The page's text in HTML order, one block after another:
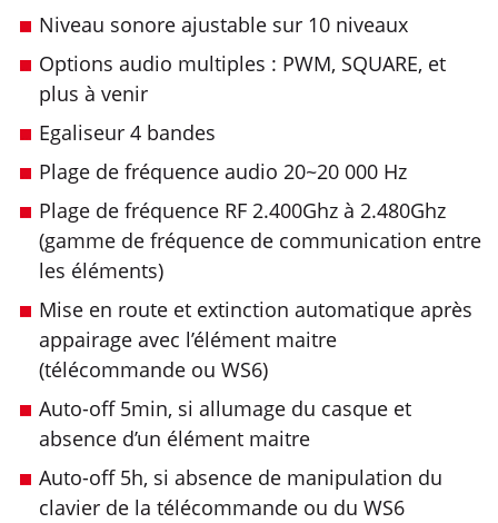
Niveau sonore ajustable sur 10 niveaux
Options audio multiples : PWM, SQUARE, et
plus à venir
Egaliseur 4 bandes
Plage de fréquence audio 20~20 000 Hz
Plage de fréquence RF 2.400Ghz à 2.480Ghz
(gamme de fréquence de communication entre
les éléments)
Mise en route et extinction automatique après
appairage avec l’élément maitre
(télécommande ou WS6)
Auto-off 5min, si allumage du casque et
absence d’un élément maitre
Auto-off 5h, si absence de manipulation du
clavier de la télécommande ou du WS6